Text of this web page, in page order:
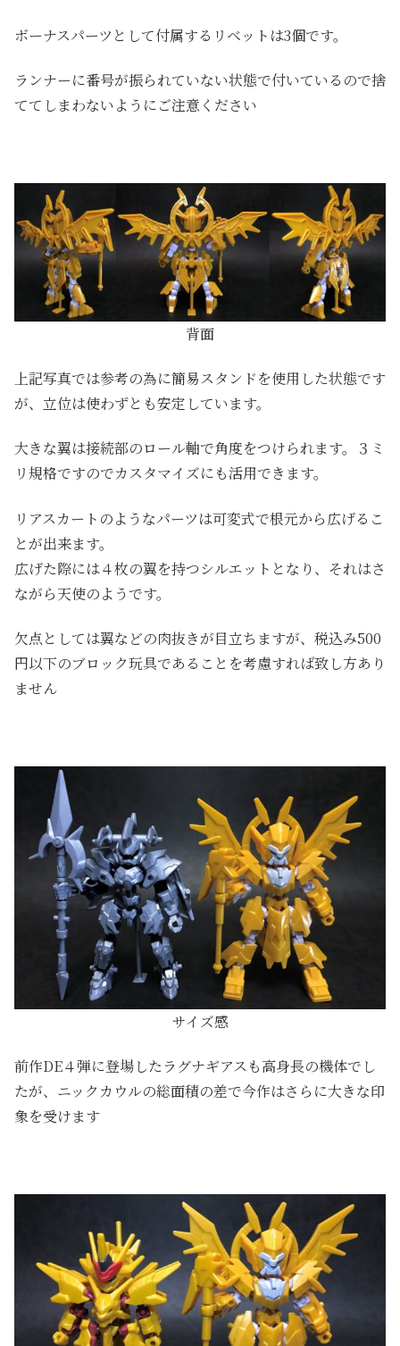
ボーナスパーツとして付属するリベットは3個です。
ランナーに番号が振られていない状態で付いているので捨
ててしまわないようにご注意ください
背面
上記写真では参考の為に簡易スタンドを使用した状態です
が、立位は使わずとも安定しています。
大きな翼は接続部のロール軸で角度をつけられます。３ミ
リ規格ですのでカスタマイズにも活用できます。
リアスカートのようなパーツは可変式で根元から広げるこ
とが出来ます。
広げた際には４枚の翼を持つシルエットとなり、それはさ
ながら天使のようです。
欠点としては翼などの肉抜きが目立ちますが、税込み500
円以下のブロック玩具であることを考慮すれば致し方あり
ません
サイズ感
前作DE４弾に登場したラグナギアスも高身長の機体でし
たが、ニックカウルの総面積の差で今作はさらに大きな印
象を受けます